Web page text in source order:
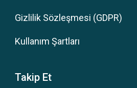
Gizlilik Sözleşmesi (GDPR)
Kullanım Şartları
Takip Et